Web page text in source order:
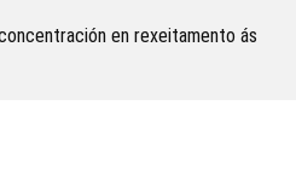
en rexeitamento ás